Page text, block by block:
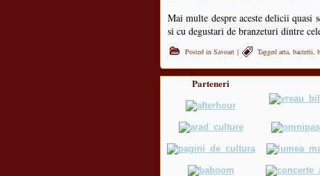
Mai multe despre aceste delicii quasi
si cu degustari de branzeturi dintre
Posted in Savoart | Tagged arta, bacterii,
Parteneri